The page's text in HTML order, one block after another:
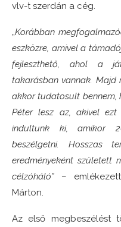
vlv-t szerdán a cég.
„Korábban
eszközre, amivel a
fejleszthető, ahol a
takarásban vannak. Majd
akkor tudatosult bennem,
Péter lesz az, akivel ezt
indultunk ki, amikor
beszélgetni. Hosszas
eredményeként született
célzóháló” –
Márton.
Az első megbeszélést